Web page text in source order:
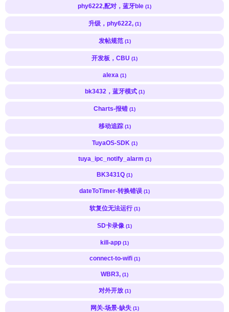
phy6222,配对，蓝牙ble (1)
升级，phy6222, (1)
发帖规范 (1)
开发板，CBU (1)
alexa (1)
bk3432，蓝牙模式 (1)
Charts-报错 (1)
移动追踪 (1)
TuyaOS-SDK (1)
tuya_ipc_notify_alarm (1)
BK3431Q (1)
dateToTimer-转换错误 (1)
软复位无法运行 (1)
SD卡录像 (1)
kill-app (1)
connect-to-wifi (1)
WBR3, (1)
对外开放 (1)
网关-场景-缺失 (1)